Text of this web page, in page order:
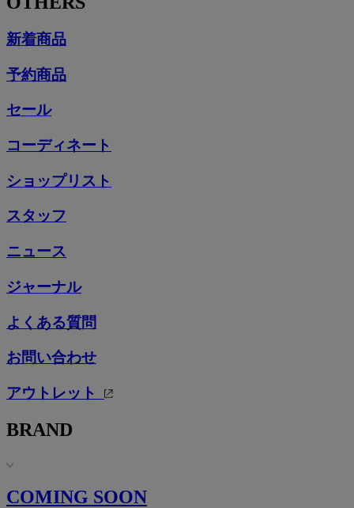
新着商品
予約商品
セール
コーディネート
ショップリスト
スタッフ
ニュース
ジャーナル
よくある質問
お問い合わせ
アウトレット
BRAND
COMING SOON